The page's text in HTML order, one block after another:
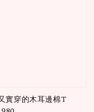
實穿的木耳邊棉T